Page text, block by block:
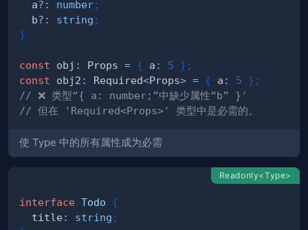
  a
? : number;
  b
? : string ;
}
const obj : Props = { a : 5 } ;
const obj2 : Required<Props> = { a : 5 } ;
// ❌ 类型“{ a: number;”中缺少属性“b” }'
// 但在 'Required<Props>' 类型中是必需的。
使 Type 中的所有属性成为必需
Readonly<Type>
interface Todo
{
  title
: string ;